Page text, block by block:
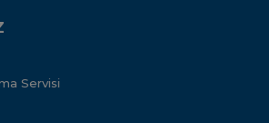
Servisi